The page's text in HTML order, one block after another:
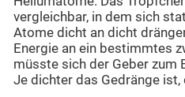
vergleichbar, in dem sich
Atome dicht an dicht
Energie an ein bestimmtes
müsste sich der Geber zum
Je dichter das Gedränge